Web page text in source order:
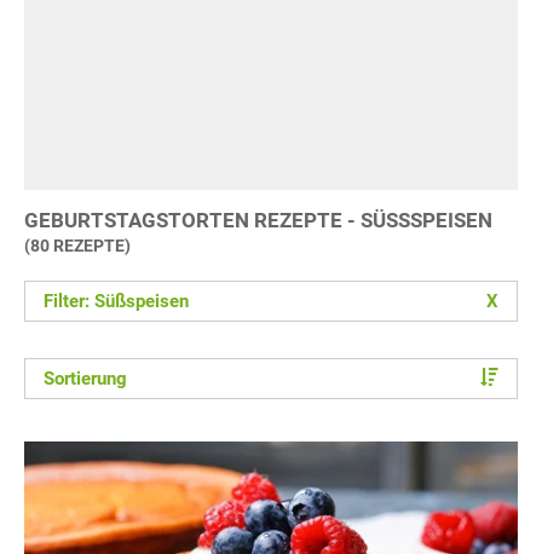
GEBURTSTAGSTORTEN REZEPTE - SÜSSSPEISEN
(80 REZEPTE)
Filter: Süßspeisen X
Sortierung